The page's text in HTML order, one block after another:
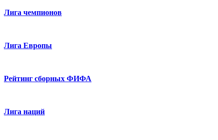
Лига чемпионов
Лига Европы
Рейтинг сборных ФИФА
Лига наций